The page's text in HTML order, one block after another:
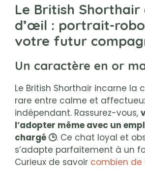
Le British Shorthair
d’œil : portrait-
votre futur
Un caractère en or
Le British Shorthair incarne la
rare entre calme et
indépendant. Rassurez-vous,
l’adopter même avec un
chargé 🕒. Ce chat loyal et
s’adapte parfaitement à un
Curieux de savoir combien de